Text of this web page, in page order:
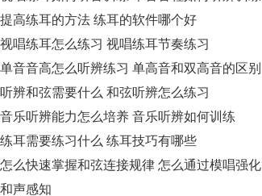
提高练耳的方法 练耳的软件哪个好
视唱练耳怎么练习 视唱练耳节奏练习
单音音高怎么听辨练习 单高音和双高音的区别
听辨和弦需要什么 和弦听辨怎么练习
音乐听辨能力怎么培养 音乐听辨如何训练
练耳需要练习什么 练耳技巧有哪些
怎么快速掌握和弦连接规律 怎么通过模唱强化
和声感知